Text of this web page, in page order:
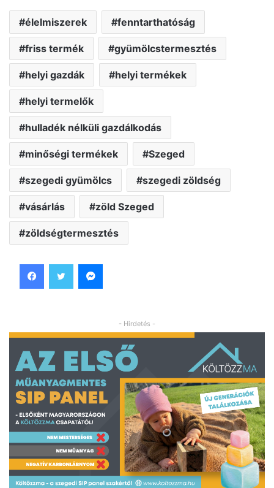
élelmiszerek fenntarthatóság
friss termék gyümölcstermesztés
helyi gazdák helyi termékek
helyi termelők
hulladék nélküli gazdálkodás
minőségi termékek Szeged
szegedi gyümölcs szegedi zöldség
vásárlás zöld Szeged
zöldségtermesztés
- Hirdetés -